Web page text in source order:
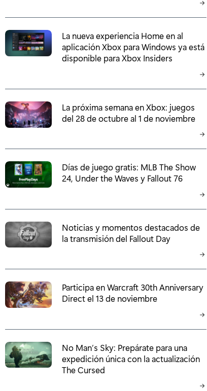
La nueva experiencia Home en al
aplicación Xbox para Windows ya está
disponible para Xbox Insiders
La próxima semana en Xbox: juegos
del 28 de octubre al 1 de noviembre
Días de juego gratis: MLB The Show
24, Under the Waves y Fallout 76
Noticias y momentos destacados de
la transmisión del Fallout Day
Participa en Warcraft 30th Anniversary
Direct el 13 de noviembre
No Man’s Sky: Prepárate para una
expedición única con la actualización
The Cursed